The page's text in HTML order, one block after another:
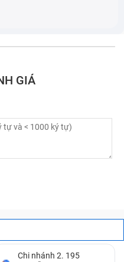
tới thẩm mỹ và các
biết laptop Dell
cần được
GIÁ
Chi nhánh 2. 195